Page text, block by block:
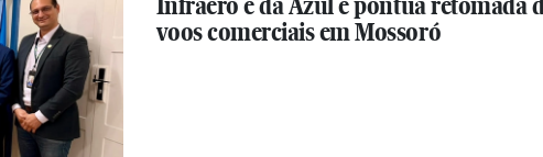
voos comerciais em Mossoró